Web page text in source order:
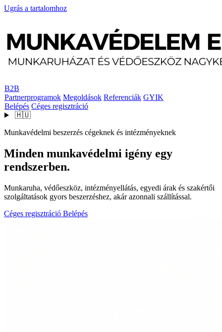
Ugrás a tartalomhoz
B2B
Partnerprogramok Megoldások Referenciák GYIK
Belépés Céges regisztráció
🇭🇺
Munkavédelmi beszerzés cégeknek és intézményeknek
Minden munkavédelmi igény egy
rendszerben.
Munkaruha, védőeszköz, intézményellátás, egyedi árak és szakértői
szolgáltatások gyors beszerzéshez, akár azonnali szállítással.
Céges regisztráció Belépés